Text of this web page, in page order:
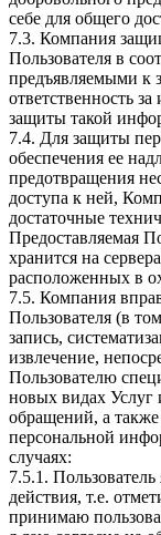
себе для общего
7.3. Компания
Пользователя в
предъявляемыми к
ответственность
защиты такой
7.4. Для защиты
обеспечения ее
предотвращения
доступа к ней,
достаточные
Предоставляемая
хранится на
расположенных в
7.5. Компания
Пользователя (в
запись,
извлечение,
Пользователю
новых видах Услуг
обращений, а
персональной
случаях:
7.5.1.
действия, т.е.
принимаю